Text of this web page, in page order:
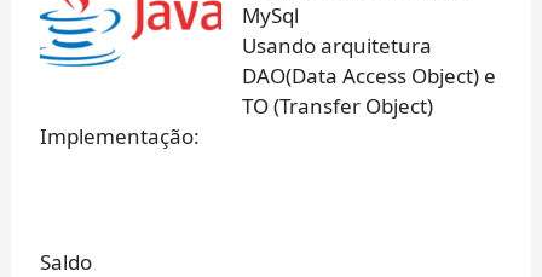
MySql
Usando arquitetura
DAO(Data Access Object) e
TO (Transfer Object)
Implementação:
Saldo